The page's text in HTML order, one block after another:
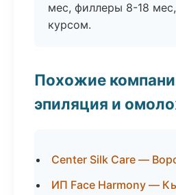
мес, филлеры 8-18
курсом.
Похожие
эпиляция и
Center Silk Care —
ИП Face Harmony —